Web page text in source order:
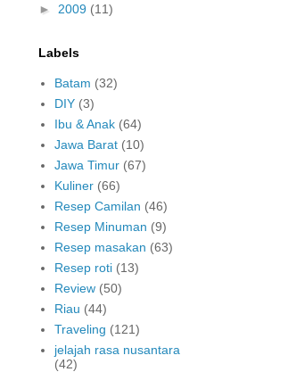
► 2009 (11)
Labels
Batam (32)
DIY (3)
Ibu & Anak (64)
Jawa Barat (10)
Jawa Timur (67)
Kuliner (66)
Resep Camilan (46)
Resep Minuman (9)
Resep masakan (63)
Resep roti (13)
Review (50)
Riau (44)
Traveling (121)
jelajah rasa nusantara
(42)